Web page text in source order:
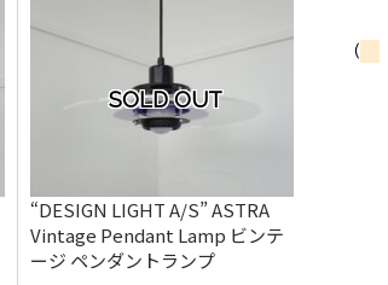
SOLD OUT
“DESIGN LIGHT A/S” ASTRA
Vintage Pendant Lamp ビンテ
ージ ペンダントランプ
(